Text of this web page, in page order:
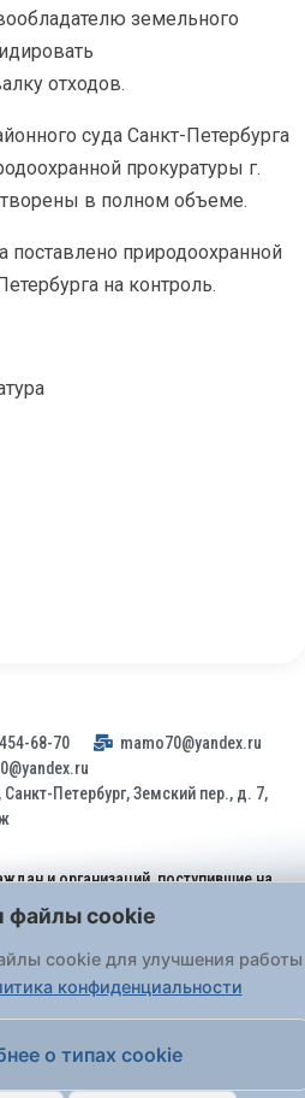
земельного
отходов.
суда Санкт-Петербурга
прокуратуры г.
в полном объеме.
поставлено природоохранной
на контроль.
68-70
mamo70@yandex.ru
Санкт-Петербург, Земский пер., д. 7,
и организаций, поступившие на
рассмотрены на основании
02.05.2006 № 59-ФЗ. Обращения
черезпортал «Госуслуги» (ЕПГУ)
паспорта.
обработки персональных данных
файлы cookie
cookie для улучшения работы
конфиденциальности
о типах cookie